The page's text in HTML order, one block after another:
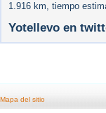
1.916 km, tiempo
Yotellevo en
Mapa del sitio